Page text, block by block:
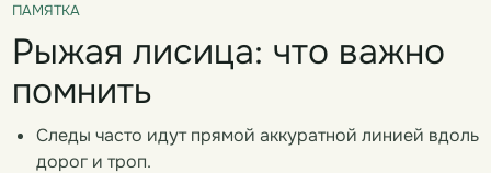
ПАМЯТКА
Рыжая лисица: что важно
помнить
Следы часто идут прямой аккуратной линией вдоль
дорог и троп.